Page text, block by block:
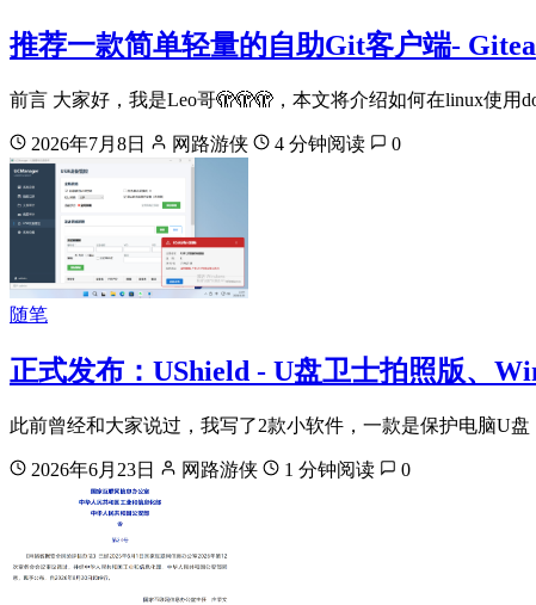
推荐一款简单轻量的自助Git客户端- Gitea
前言 大家好，我是Leo哥🫣🫣🫣，本文将介绍如何在linux使用
2026年7月8日 网路游侠 4 分钟阅读 0
随笔
正式发布：UShield - U盘卫士拍照版、
此前曾经和大家说过，我写了2款小软件，一款是保护电脑U
2026年6月23日 网路游侠 1 分钟阅读 0